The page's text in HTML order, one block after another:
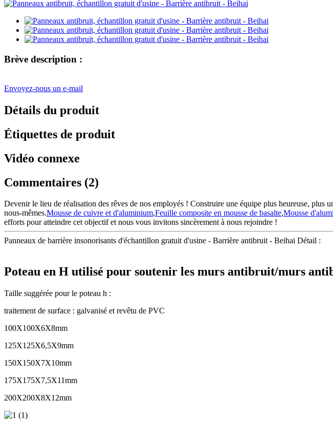
Brève description :
Envoyez-nous un e-mail
Détails du produit
Étiquettes de produit
Vidéo connexe
Commentaires (2)
Devenir le lieu de réalisation des rêves de nos employés ! Construire une équipe plus heureuse,
nous-mêmes.Mousse de cuivre et d'aluminium,Feuille composite en mousse de basalte,Mousse
efforts pour atteindre cet objectif et nous vous invitons sincèrement à nous rejoindre !
Panneaux de barrière insonorisants d'échantillon gratuit d'usine - Barrière antibruit - Beihai Détail :
Poteau en H utilisé pour soutenir les murs antibruit/murs
Taille suggérée pour le poteau h :
traitement de surface : galvanisé et revêtu de PVC
100X100X6X8mm
125X125X6,5X9mm
150X150X7X10mm
175X175X7,5X11mm
200X200X8X12mm